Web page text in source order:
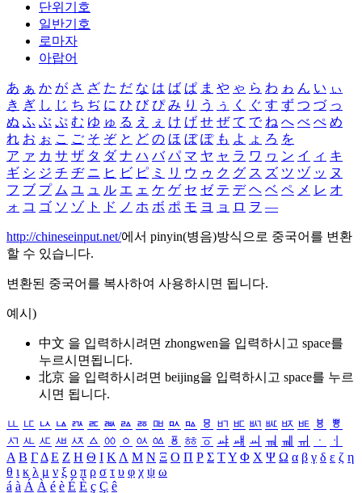
단위기호
일반기호
로마자
아랍어
あ ぁ か が さ ざ た だ な は ば ぱ ま や ゃ ら わ ゎ ん い ぃ
き ぎ し じ ち ぢ に ひ び ぴ み り う ぅ く ぐ す ず つ づ っ
ぬ ふ ぶ ぷ む ゆ ゅ る え ぇ け げ せ ぜ て で ね へ べ ぺ め
れ お ぉ こ ご そ ぞ と ど の ほ ぼ ぽ も よ ょ ろ を
ア ァ カ サ ザ タ ダ ナ ハ バ パ マ ヤ ャ ラ ワ ヮ ン イ ィ キ
ギ シ ジ チ ヂ ニ ヒ ビ ピ ミ リ ウ ゥ ク グ ス ズ ツ ヅ ッ ヌ
フ ブ プ ム ユ ュ ル エ ェ ケ ゲ セ ゼ テ デ ヘ ベ ペ メ レ オ
ォ コ ゴ ソ ゾ ト ド ノ ホ ボ ポ モ ヨ ョ ロ ヲ ―
http://chineseinput.net/에서 pinyin(병음)방식으로 중국어를 변환
할 수 있습니다.
변환된 중국어를 복사하여 사용하시면 됩니다.
예시)
中文 을 입력하시려면 zhongwen을 입력하시고 space를
누르시면됩니다.
北京 을 입력하시려면 beijing을 입력하시고 space를 누르
시면 됩니다.
ㅥ ㅦ ㅧ ㅨ ㅩ ㅪ ㅫ ㅬ ㅭ ㅮ ㅯ ㅰ ㅱ ㅲ ㅳ ㅴ ㅵ ㅶ ㅷ ㅸ
ㅹ
ㅺ ㅻ ㅼ ㅽ ㅾ ㅿ ㆀ ㆁ ㆂ ㆃ ㆄ ㆅ ㆆ ㆇ ㆈ ㆉ ㆊ ㆋ ㆌ ㆍ
ㆎ
Α Β ΓΔ Ε Ζ Η Θ Ι ΚΛ Μ Ν Ξ Ο Π Ρ Σ ΤΥ Φ Χ Ψ Ω α β γ δ ε ζ η
θ ι κ λ μ ν ξ ο π ρ σ τ υ φ χ ψ ω
á à Á À é è É È ç Ç ê